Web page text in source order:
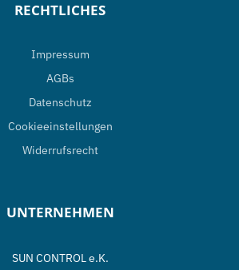
RECHTLICHES
Impressum
AGBs
Datenschutz
Cookieeinstellungen
Widerrufsrecht
UNTERNEHMEN
SUN CONTROL e.K.